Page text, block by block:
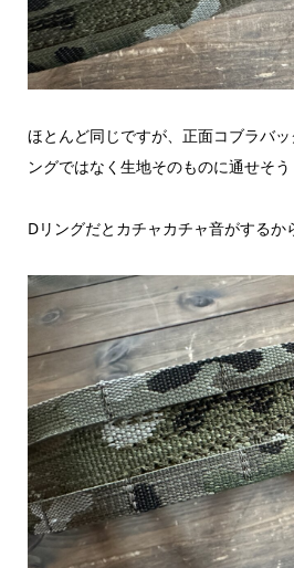
ほとんど同じですが、正面コブラバ
ングではなく生地そのものに通せそう
Dリングだとカチャカチャ音がするか